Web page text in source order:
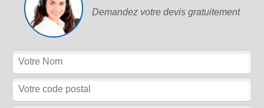
Demandez votre devis gratuitement